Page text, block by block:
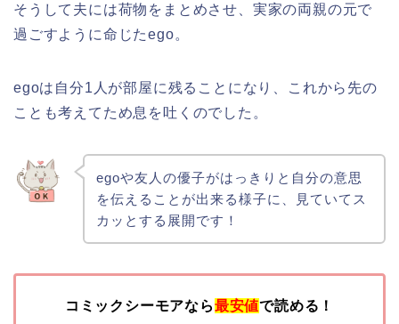
そうして夫には荷物をまとめさせ、実家の両親の元で
過ごすように命じたego。
egoは自分1人が部屋に残ることになり、これから先の
ことも考えてため息を吐くのでした。
egoや友人の優子がはっきりと自分の意思
を伝えることが出来る様子に、見ていてス
カッとする展開です！
コミックシーモアなら最安値で読める！